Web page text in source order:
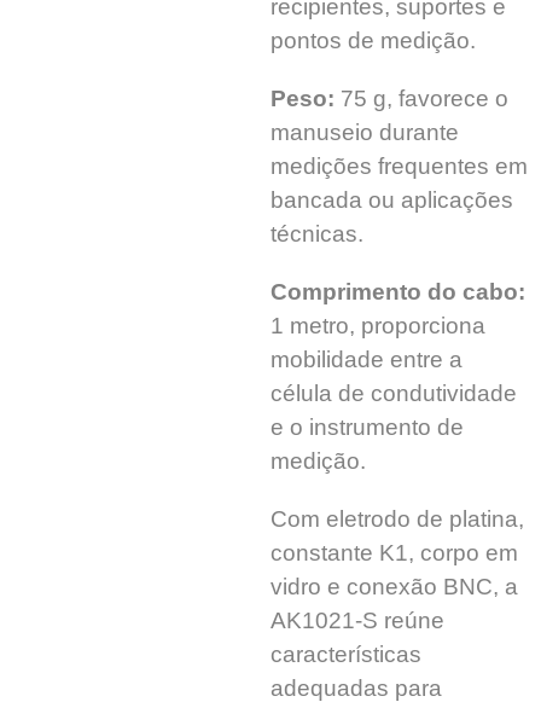
recipientes, suportes e
pontos de medição.
Peso: 75 g, favorece o
manuseio durante
medições frequentes em
bancada ou aplicações
técnicas.
Comprimento do cabo:
1 metro, proporciona
mobilidade entre a
célula de condutividade
e o instrumento de
medição.
Com eletrodo de platina,
constante K1, corpo em
vidro e conexão BNC, a
AK1021-S reúne
características
adequadas para